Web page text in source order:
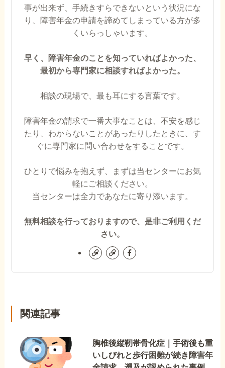
事が出来ず、手続きすらできないという状況にな
り、障害年金の申請を諦めてしまっている方が多
くいらっしゃいます。
早く、障害年金のことを知っていればよかった、
最初から専門家に相談すればよかった。
相談の現場で、最も耳にする言葉です。
障害年金の請求で一番大事なことは、不安を感じ
たり、わからないことがあったりしたときに、す
ぐに専門家に問い合わせをすることです。
ひとりで悩みを抱えず、まずは当センターにお気
軽にご相談ください。
当センターは全力であなたに寄り添います。
無料相談を行っておりますので、是非ご利用くだ
さい。
関連記事
胸椎後縦靭帯骨化症｜手術後も重
いしびれと歩行困難が続き障害年